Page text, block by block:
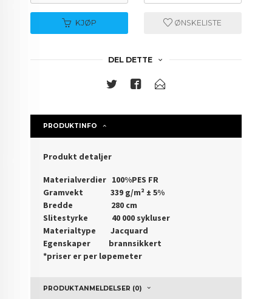
KJØP ØNSKELISTE
DEL DETTE
PRODUKTINFO
Produkt detaljer
Materialverdier 100%PES FR
Gramvekt 339 g/m² ± 5%
Bredde 280 cm
Slitestyrke 40 000 sykluser
Materialtype Jacquard
Egenskaper brannsikkert
*priser er per løpemeter
PRODUKTANMELDELSER (0)